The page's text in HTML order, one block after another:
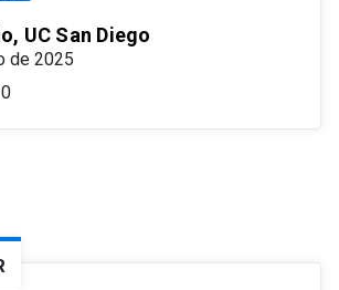
UC San Diego
de 2025